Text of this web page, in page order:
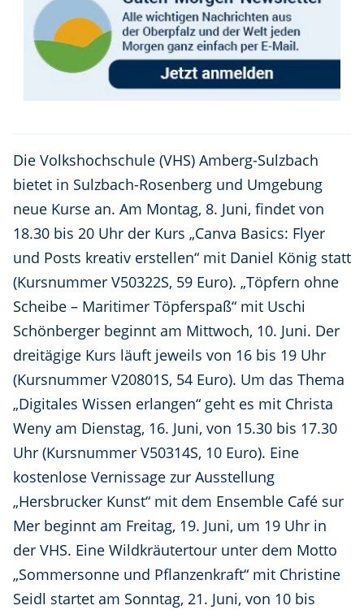
Die Volkshochschule (VHS) Amberg-Sulzbach
bietet in Sulzbach-Rosenberg und Umgebung
neue Kurse an. Am Montag, 8. Juni, findet von
18.30 bis 20 Uhr der Kurs „Canva Basics: Flyer
und Posts kreativ erstellen“ mit Daniel König statt
(Kursnummer V50322S, 59 Euro). „Töpfern ohne
Scheibe – Maritimer Töpferspaß“ mit Uschi
Schönberger beginnt am Mittwoch, 10. Juni. Der
dreitägige Kurs läuft jeweils von 16 bis 19 Uhr
(Kursnummer V20801S, 54 Euro). Um das Thema
„Digitales Wissen erlangen“ geht es mit Christa
Weny am Dienstag, 16. Juni, von 15.30 bis 17.30
Uhr (Kursnummer V50314S, 10 Euro). Eine
kostenlose Vernissage zur Ausstellung
„Hersbrucker Kunst“ mit dem Ensemble Café sur
Mer beginnt am Freitag, 19. Juni, um 19 Uhr in
der VHS. Eine Wildkräutertour unter dem Motto
„Sommersonne und Pflanzenkraft“ mit Christine
Seidl startet am Sonntag, 21. Juni, von 10 bis